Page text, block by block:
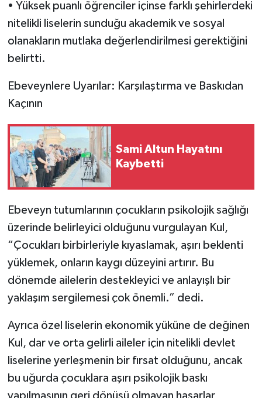
• Yüksek puanlı öğrenciler içinse farklı şehirlerdeki
nitelikli liselerin sunduğu akademik ve sosyal
olanakların mutlaka değerlendirilmesi gerektiğini
belirtti.
Ebeveynlere Uyarılar: Karşılaştırma ve Baskıdan
Kaçının
Sami Altun Hayatını
Kaybetti
Ebeveyn tutumlarının çocukların psikolojik sağlığı
üzerinde belirleyici olduğunu vurgulayan Kul,
“Çocukları birbirleriyle kıyaslamak, aşırı beklenti
yüklemek, onların kaygı düzeyini artırır. Bu
dönemde ailelerin destekleyici ve anlayışlı bir
yaklaşım sergilemesi çok önemli.” dedi.
Ayrıca özel liselerin ekonomik yüküne de değinen
Kul, dar ve orta gelirli aileler için nitelikli devlet
liselerine yerleşmenin bir fırsat olduğunu, ancak
bu uğurda çocuklara aşırı psikolojik baskı
yapılmasının geri dönüşü olmayan hasarlar